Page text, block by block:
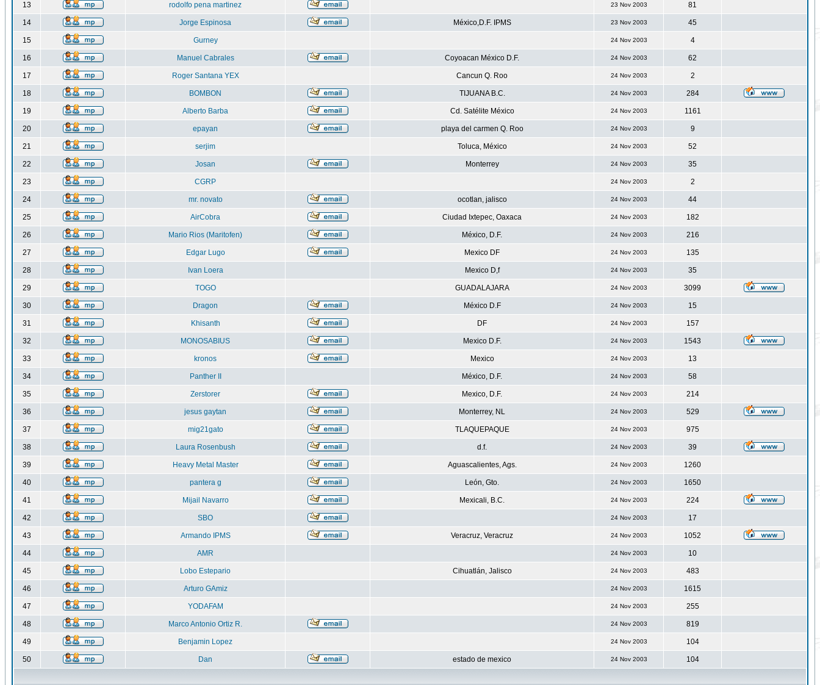
13 rodolfo pena martinez 23 Nov 2003 81
14 Jorge Espinosa México,D.F. IPMS 23 Nov 2003 45
15 Gurney 24 Nov 2003 4
16 Manuel Cabrales Coyoacan México D.F. 24 Nov 2003 62
17 Roger Santana YEX Cancun Q. Roo 24 Nov 2003 2
18 BOMBON TIJUANA B.C. 24 Nov 2003 284
19 Alberto Barba Cd. Satélite México 24 Nov 2003 1161
20 epayan playa del carmen Q. Roo 24 Nov 2003 9
21 serjim Toluca, México 24 Nov 2003 52
22 Josan Monterrey 24 Nov 2003 35
23 CGRP 24 Nov 2003 2
24 mr. novato ocotlan, jalisco 24 Nov 2003 44
25 AirCobra Ciudad Ixtepec, Oaxaca 24 Nov 2003 182
26 Mario Rios (Maritofen) México, D.F. 24 Nov 2003 216
27 Edgar Lugo Mexico DF 24 Nov 2003 135
28 Ivan Loera Mexico D,f 24 Nov 2003 35
29 TOGO GUADALAJARA 24 Nov 2003 3099
30 Dragon México D.F 24 Nov 2003 15
31 Khisanth DF 24 Nov 2003 157
32 MONOSABIUS Mexico D.F. 24 Nov 2003 1543
33 kronos Mexico 24 Nov 2003 13
34 Panther II México, D.F. 24 Nov 2003 58
35 Zerstorer Mexico, D.F. 24 Nov 2003 214
36 jesus gaytan Monterrey, NL 24 Nov 2003 529
37 mig21gato TLAQUEPAQUE 24 Nov 2003 975
38 Laura Rosenbush d.f. 24 Nov 2003 39
39 Heavy Metal Master Aguascalientes, Ags. 24 Nov 2003 1260
40 pantera g León, Gto. 24 Nov 2003 1650
41 Mijail Navarro Mexicali, B.C. 24 Nov 2003 224
42 SBO 24 Nov 2003 17
43 Armando IPMS Veracruz, Veracruz 24 Nov 2003 1052
44 AMR 24 Nov 2003 10
45 Lobo Estepario Cihuatlán, Jalisco 24 Nov 2003 483
46 Arturo GAmiz 24 Nov 2003 1615
47 YODAFAM 24 Nov 2003 255
48 Marco Antonio Ortiz R. 24 Nov 2003 819
49 Benjamin Lopez 24 Nov 2003 104
50 Dan estado de mexico 24 Nov 2003 104